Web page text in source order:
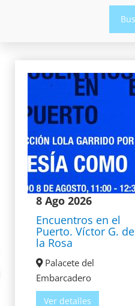
8 Ago 2026
Encuentros en el
Puerto. Víctor G. de
la Rosa
Palacete del
Embarcadero
Ver detalles